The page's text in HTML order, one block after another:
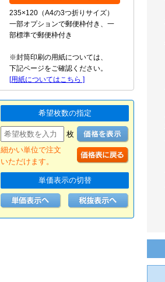
235×120（A4の3つ折りサイズ）
一部オプションで郵便枠付き、一
部標準で郵便枠付き
※封筒印刷の用紙については、
下記ページをご確認ください。
[用紙についてはこちら ]
希望枚数の指定
枚
細かい単位で注文
いただけます。
単価表示の切替